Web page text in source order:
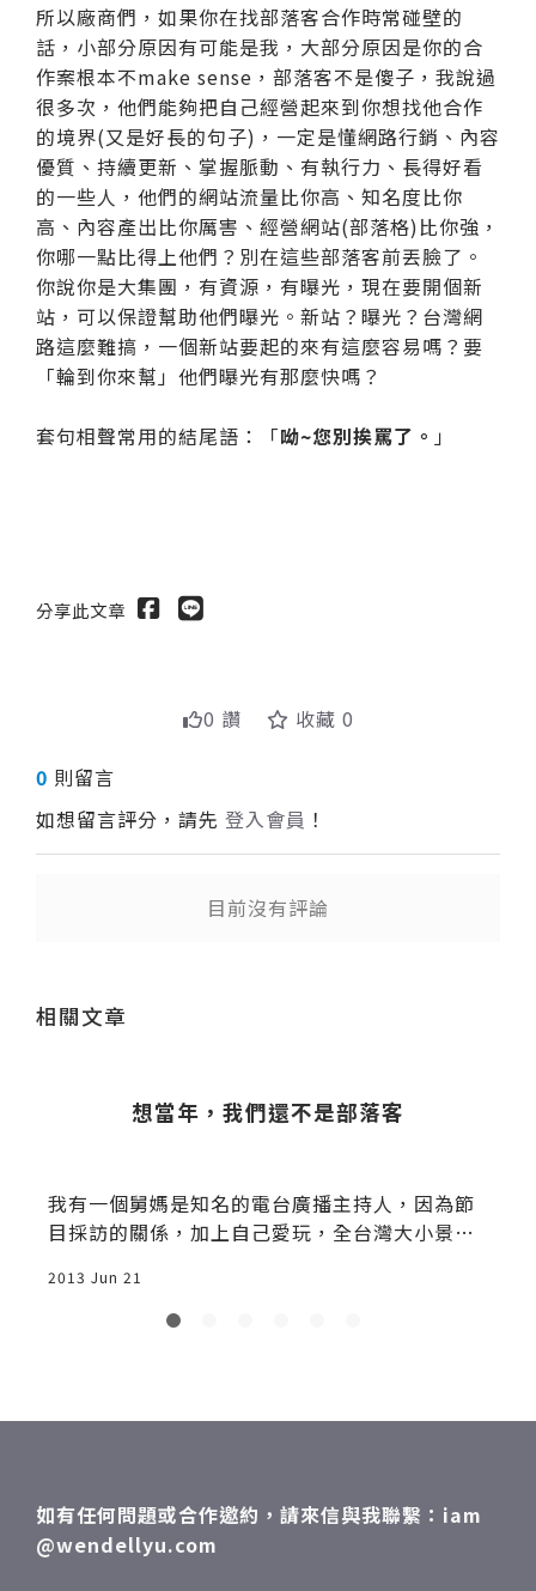
所以廠商們，如果你在找部落客合作時常碰壁的
話，小部分原因有可能是我，大部分原因是你的合
作案根本不make sense，部落客不是傻子，我說過
很多次，他們能夠把自己經營起來到你想找他合作
的境界(又是好長的句子)，一定是懂網路行銷、內容
優質、持續更新、掌握脈動、有執行力、長得好看
的一些人，他們的網站流量比你高、知名度比你
高、內容產出比你厲害、經營網站(部落格)比你強，
你哪一點比得上他們？別在這些部落客前丟臉了。
你說你是大集團，有資源，有曝光，現在要開個新
站，可以保證幫助他們曝光。新站？曝光？台灣網
路這麼難搞，一個新站要起的來有這麼容易嗎？要
「輪到你來幫」他們曝光有那麼快嗎？
套句相聲常用的結尾語：「呦~您別挨罵了。 」
分享此文章
0 讚 收藏 0
0 則留言
如想留言評分，請先 登入會員 ！
目前沒有評論
相關文章
想當年，我們還不是部落客
我有一個舅媽是知名的電台廣播主持人，因為節
目採訪的關係，加上自己愛玩，全台灣大小景
農莊、果園、渡假村都有她的足跡，民宿主人的
背景和故事也都瞭若指掌，基本上，她是一個活
的年紀，還可以跟年輕人一樣的到處玩，碰面時
也常跟我們說美國各州的風情，我自己住在北美
2013 Jun 21
如有任何問題或合作邀約，請來信與我聯繫：iam
@wendellyu.com